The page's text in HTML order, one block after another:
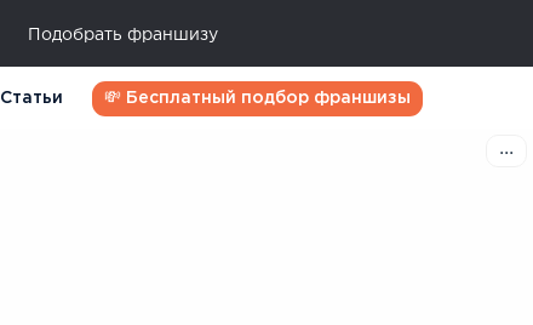
Подобрать франшизу
Статьи 💸 Бесплатный подбор франшизы